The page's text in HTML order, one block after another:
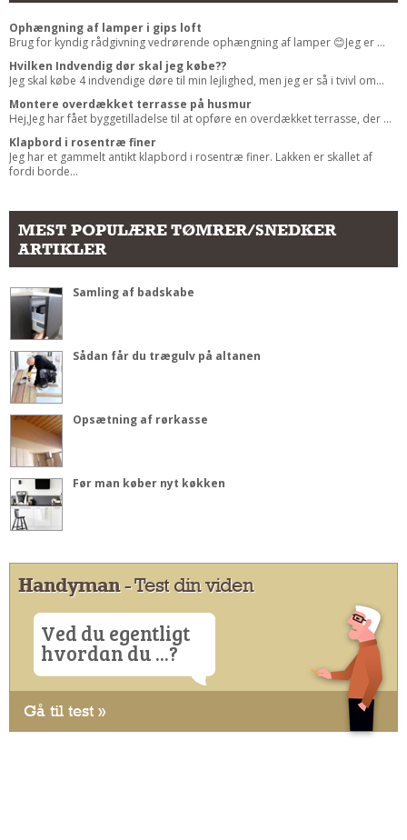
Ophængning af lamper i gips loft
Brug for kyndig rådgivning vedrørende ophængning af lamper 😊Jeg er ...
Hvilken Indvendig dør skal jeg købe??
Jeg skal købe 4 indvendige døre til min lejlighed, men jeg er så i tvivl om...
Montere overdækket terrasse på husmur
Hej,Jeg har fået byggetilladelse til at opføre en overdækket terrasse, der ...
Klapbord i rosentræ finer
Jeg har et gammelt antikt klapbord i rosentræ finer. Lakken er skallet af
fordi borde...
MEST POPULÆRE TØMRER/SNEDKER
ARTIKLER
Samling af badskabe
Sådan får du trægulv på altanen
Opsætning af rørkasse
Før man køber nyt køkken
Handyman- Test din viden
Ved du egentligt
hvordan du ...?
Gå til test »